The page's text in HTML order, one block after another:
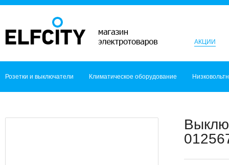
АКЦИИ
Розетки и выключатели Климатическое оборудование